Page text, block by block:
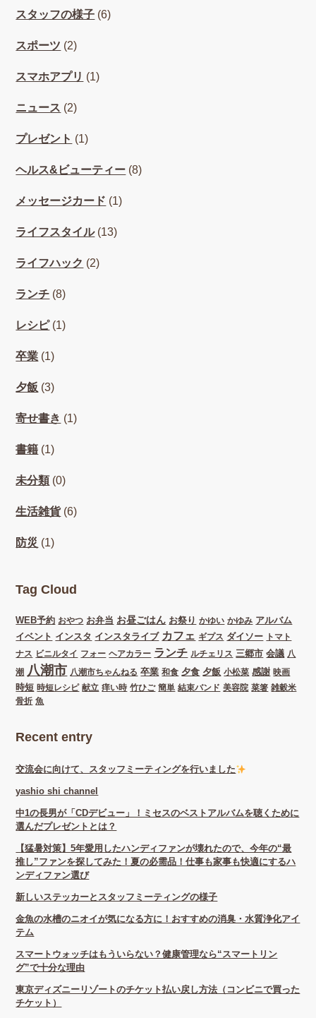
スタッフの様子 (6)
スポーツ (2)
スマホアプリ (1)
ニュース (2)
プレゼント (1)
ヘルス&ビューティー (8)
メッセージカード (1)
ライフスタイル(13)
ライフハック (2)
ランチ (8)
レシピ(1)
卒業 (1)
夕飯 (3)
寄せ書き (1)
書籍 (1)
未分類(0)
生活雑貨(6)
防災 (1)
Tag Cloud
WEB予約 おやつ お弁当 お昼ごはん お祭り かゆい かゆみ アルバム
イベント インスタ インスタライブ カフェ ギプス ダイソー
トマト
ナス
ビニルタイ フォー ヘアカラー ランチ ルチェリス 三郷市 会議 八
潮 八潮市 八潮市ちゃんねる 卒業 和食 夕食 夕飯 小松菜 感謝 映画
時短 時短レシピ 献立 痒い時 竹ひご 簡単 結束バンド 美容院 菜箸 雑穀米
骨折 魚
Recent entry
交流会に向けて、スタッフミーティングを行いました
yashio shi channel
中1の長男が「CDデビュー」！ミセスのベストアルバムを聴くために
選んだプレゼントとは？
【猛暑対策】5年愛用したハンディファンが壊れたので、今年の“最
推し”ファンを探してみた！夏の必需品！仕事も家事も快適にするハ
ンディファン選び
新しいステッカーとスタッフミーティングの様子
金魚の水槽のニオイが気になる方に！おすすめの消臭・水質浄化アイ
テム
スマートウォッチはもういらない？健康管理なら“スマートリン
グ”で十分な理由
東京ディズニーリゾートのチケット払い戻し方法（コンビニで買った
チケット）